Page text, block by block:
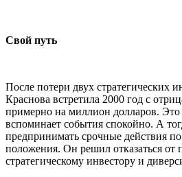
Свой путь
После потери двух стратегических
Краснова встретила 2000 год с
примерно на миллион долларов. Это
вспоминает события спокойно. А
предпринимать срочные действия
положения. Он решил отказаться от
стратегическому инвестору и